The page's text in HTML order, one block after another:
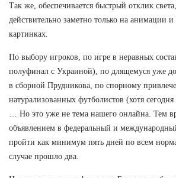
Так же, обеспечивается быстрый отклик
действительно заметно только на анимации
картинках.
По выбору игроков, по игре в неравных
полуфинал с Украиной), по длящемуся уже
в сборной Прудникова, по спорному
натурализованных футболистов (хотя
… Но это уже не тема нашего онлайна. Тем
объявлением в федеральный и
пройти как минимум пять дней по всем
случае прошло два.